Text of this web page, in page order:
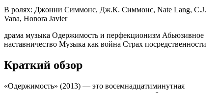
В ролях: Джонни Симмонс, Дж.К. Симмонс, Nate Lang, C.J.
Vana, Honora Javier
драма музыка Одержимость и перфекционизм Абьюзивное
наставничество Музыка как война Страх посредственности
Краткий обзор
«Одержимость» (2013) — это восемнадцатиминутная